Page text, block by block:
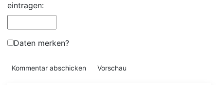
eintragen:
Daten merken?